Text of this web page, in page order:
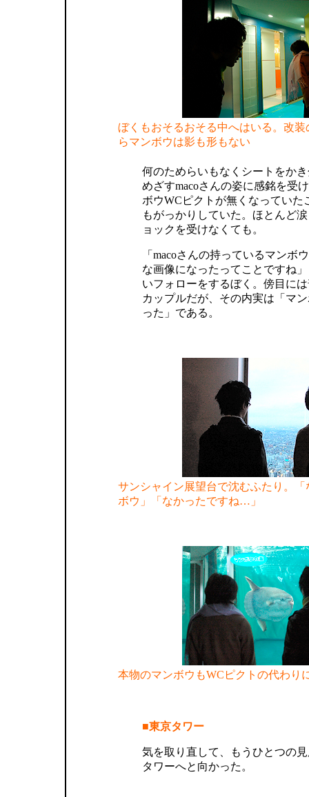
ぼくもおそるおそる中へはいる。改
らマンボウは影も形もない
何のためらいもなくシートをか
めざすmacoさんの姿に感銘を受
ボウWCピクトが無くなっていた
もがっかりしていた。ほとんど
ョックを受けなくても。
「macoさんの持っているマンボ
な画像になったってことですね
いフォローをするぼく。傍目に
カップルだが、その内実は「マ
った」である。
サンシャイン展望台で沈むふたり。
ボウ」「なかったですね…」
本物のマンボウもWCピクトの代わり
■東京タワー
気を取り直して、もうひとつの
タワーへと向かった。